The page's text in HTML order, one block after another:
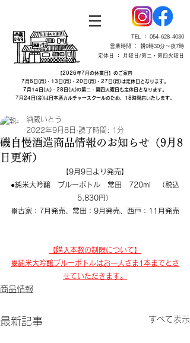
TEL ： 054-628-4030
営業時間 ： 朝9時30分～夜7時
定休日 ： 月曜日/第二・第四火曜日
【2026年7月の休業日】のご案内
7月6日(月)・13日(月)・20日(月)・27日(月)は定休日となります。
7月14日(火)・28日(火)の第二・第四火曜日も定休日となります。
7月24日(金)は日本酒カルチャースクールのため、18時閉店いたします。
磯自慢酒造商品情報のお知らせ​（9月8
日更新）
酒蔵いとう
2022年9月8日 読了時間: 1分
【9月9日より発売】
●純米大吟醸　ブルーボトル　常田　720ml　（税込
5,830円）
※古家：7月発売、常田：9月発売、西戸：11月発売
​【購入本数の制限について】
※純米大吟醸ブルーボトルはお一人さま1本までとさ
せていただきます。
商品情報
最新記事 すべて表示